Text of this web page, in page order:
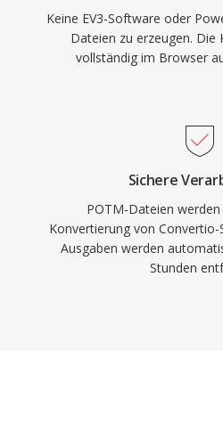
Keine EV3-Software oder
Dateien zu erzeugen. Die
vollständig im Browser
Sichere
POTM-Dateien
Konvertierung von Convertio-
Ausgaben werden
Stunden